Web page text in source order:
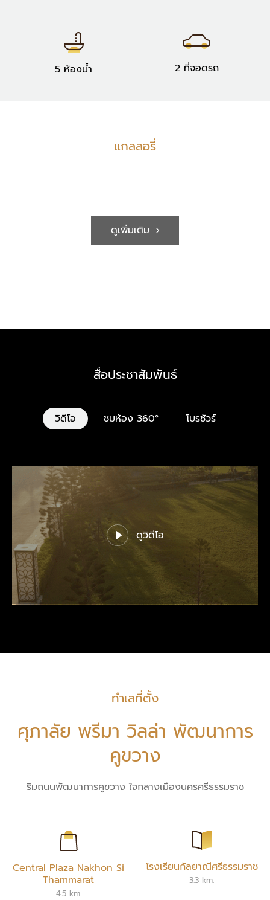
5 ห้องน้ำ 2 ที่จอดรถ
แกลลอรี่
ดูเพิ่มเติม
สื่อประชาสัมพันธ์
วิดีโอ ชมห้อง 360° โบรชัวร์
ดูวิดีโอ
ทำเลที่ตั้ง
ศุภาลัย พรีมา วิลล่า พัฒนาการ
คูขวาง
ริมถนนพัฒนาการคูขวาง ใจกลางเมืองนครศรีธรรมราช
Central Plaza Nakhon Si
Thammarat
4.5 km.
โรงเรียนกัลยาณีศรีธรรมราช
3.3 km.